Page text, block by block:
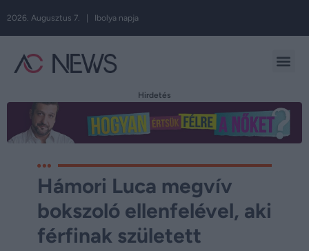
2026. Augusztus 7. | Ibolya napja
Hirdetés
Hámori Luca megvív
bokszoló ellenfelével, aki
férfinak született